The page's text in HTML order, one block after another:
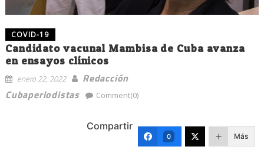
COVID-19
Candidato vacunal Mambisa de Cuba avanza
en ensayos clínicos
enero 22, 2022
Redacción
Cubaperiodistas
Comment(0)
Compartir
0 Más